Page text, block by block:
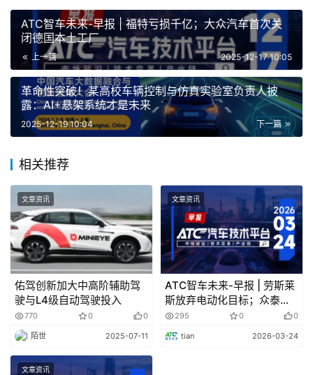
乐道L90获双五星认证
2025年12月15日，中汽中心发布最新一期C-NCAP汽
车安全评测和C-GCAP绿色能效评测结果，乐道L90以“双
五星”成绩，成为大三排SUV品类首个通过中汽中心C-
NCAP & C-GCAP双五星成绩的新车型:
Gordon在周二的记者会上表示，已决定采纳行政法官
提出的处罚建议，但暂停令将在90天后才会生效，以便给
予特斯拉时间进行合规调整。截至发稿特斯拉股价盘后下跌
0.8%。特斯拉暂未回应置评请求。
欧盟拟放弃2035年禁售内燃机汽车的禁令
欧盟委员会预计将放弃原定于2035年生效的新款内燃
机汽车禁令，以满足大众汽车(VWAGY)等车企对灵活性的
要求:但极星(Polestar，PSNY)等电动车制造商警告称，此
举可能削弱气候目标承诺。
ATC智车未来-早报 | 福特亏损千亿；大众汽车首次关
闭德国本土工厂
上一篇 2025-12-17 10:05
革命性突破！某高校车辆控制与仿真实验室负责人披
露：AI+悬架系统才是未来
下一篇
2025-12-19 10:04
相关推荐
文章资讯
佑驾创新加大中高阶辅助驾
驶与L4级自动驾驶投入
770 0 0
陌世 2025-07-11
文章资讯
ATC智车未来-早报 | 劳斯莱
斯放弃电动化目标；众泰汽
车发布“复工复产”公告
295 0 0
tian 2026-03-24
文章资讯